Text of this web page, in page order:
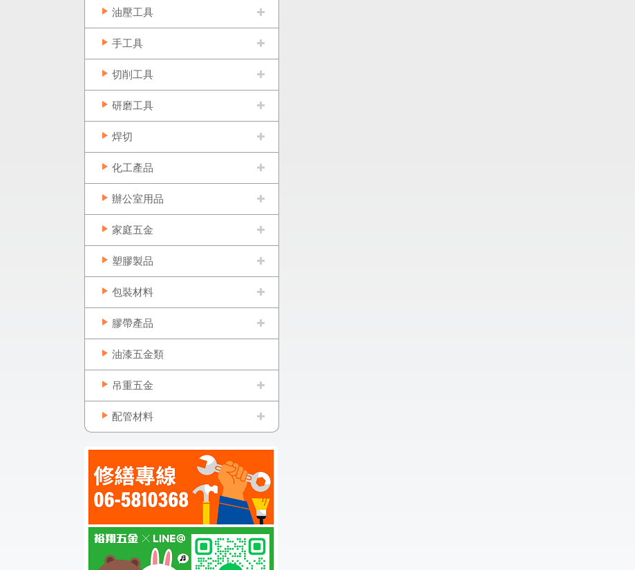
油壓工具
手工具
切削工具
研磨工具
焊切
化工產品
辦公室用品
家庭五金
塑膠製品
包裝材料
膠帶產品
油漆五金類
吊重五金
配管材料